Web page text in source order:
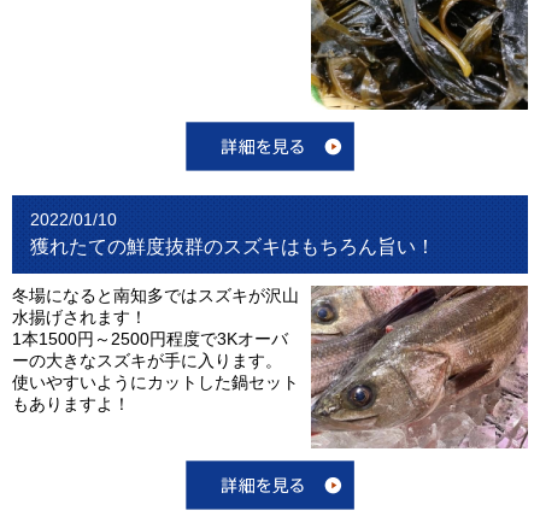
2022/01/10
獲れたての鮮度抜群のスズキはもちろん旨い！
冬場になると南知多ではスズキが沢山
水揚げされます！
1本1500円～2500円程度で3Kオーバ
ーの大きなスズキが手に入ります。
使いやすいようにカットした鍋セット
もありますよ！